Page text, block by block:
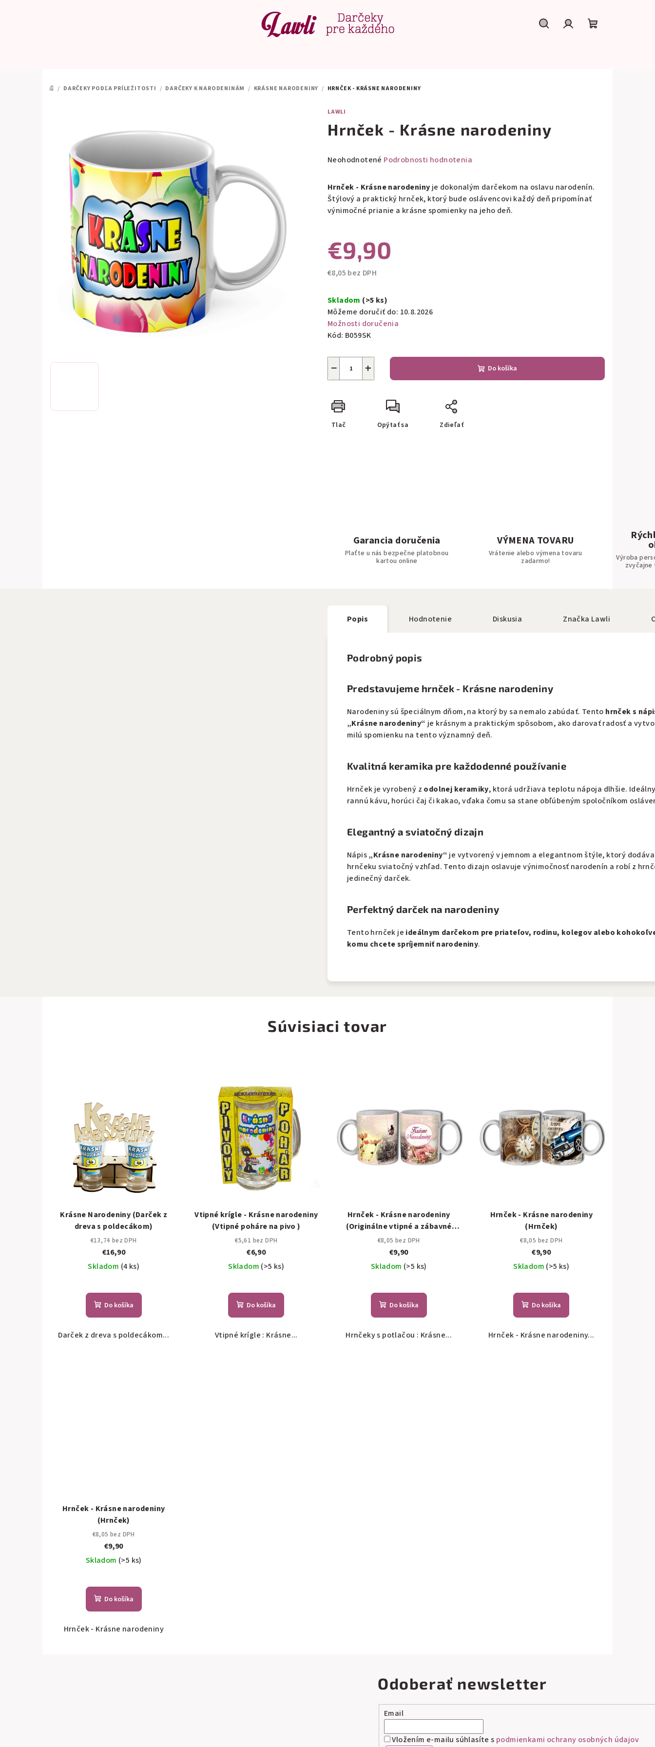
DOMOV
/ DARČEKY PODĽA PRÍLEŽITOSTI / DARČEKY K NARODENINÁM / KRÁSNE NARODENINY / HRNČEK - KRÁSNE NARODENINY
LAWLI
Hrnček - Krásne narodeniny
Priemerné
produktu
je
0,0
z
hviezdičiek.
Neohodnotené Podrobnosti hodnotenia
Hrnček - Krásne narodeniny je dokonalým darčekom na oslavu narodenín.
Štýlový a praktický hrnček, ktorý bude oslávencovi každý deň pripomínať
výnimočné prianie a krásne spomienky na jeho deň.
€9,90
€8,05 bez DPH
cena:
Skladom (>5 ks)
Môžeme doručiť do: 10.8.2026
Možnosti doručenia
Kód: B059SK
+
− Do košíka
Tlač Opýtať sa Zdieľať
Garancia doručenia
Plaťte u nás bezpečne platobnou
kartou online
VÝMENA TOVARU
Vrátenie alebo výmena tovaru
zadarmo!
Výroba
zvyčajne
Popis Hodnotenie Diskusia Značka Lawli
Podrobný popis
Predstavujeme hrnček - Krásne narodeniny
Narodeniny sú špeciálnym dňom, na ktorý by sa nemalo zabúdať. Tento hrnček s
„Krásne narodeniny“ je krásnym a praktickým spôsobom, ako darovať radosť a
milú spomienku na tento významný deň.
Kvalitná keramika pre každodenné používanie
Hrnček je vyrobený z odolnej keramiky, ktorá udržiava teplotu nápoja dlhšie.
rannú kávu, horúci čaj či kakao, vďaka čomu sa stane obľúbeným spoločníkom
Elegantný a sviatočný dizajn
Nápis„Krásne narodeniny“ je vytvorený v jemnom a elegantnom štýle, ktorý dodáva
hrnčeku sviatočný vzhľad. Tento dizajn oslavuje výnimočnosť narodenín a robí z
jedinečný darček.
Perfektný darček na narodeniny
Tento hrnček je ideálnym darčekom pre priateľov, rodinu, kolegov alebo
komu chcete spríjemniť narodeniny.
Súvisiaci tovar
Krásne Narodeniny (Darček z
dreva s poldecákom)
€13,74 bez DPH
€16,90
Skladom (4 ks)
Do košíka
Darček z dreva s poldecákom...
Vtipné krígle - Krásne narodeniny
(Vtipné poháre na pivo )
€5,61 bez DPH
€6,90
Skladom (>5 ks)
Do košíka
Vtipné krígle : Krásne...
Hrnček - Krásne narodeniny
(Originálne vtipné a zábavné
hrnčeky)
€8,05 bez DPH
€9,90
Skladom (>5 ks)
Do košíka
Hrnčeky s potlačou : Krásne...
Hrnček - Krásne narodeniny
(Hrnček)
€8,05 bez DPH
€9,90
Skladom (>5 ks)
Do košíka
Hrnček - Krásne narodeniny...
Hrnček - Krásne narodeniny
(Hrnček)
€8,05 bez DPH
€9,90
Skladom (>5 ks)
Do košíka
Hrnček - Krásne narodeniny
Odoberať newsletter
Email
Vložením e-mailu súhlasíte s podmienkami ochrany osobných údajov